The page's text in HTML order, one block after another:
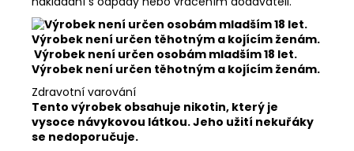
Výrobek není určen osobám mladším 18 let.
Výrobek není určen těhotným a kojícím ženám.
Zdravotní varování
Tento výrobek obsahuje nikotin, který je
vysoce návykovou látkou. Jeho užití nekuřáky
se nedoporučuje.